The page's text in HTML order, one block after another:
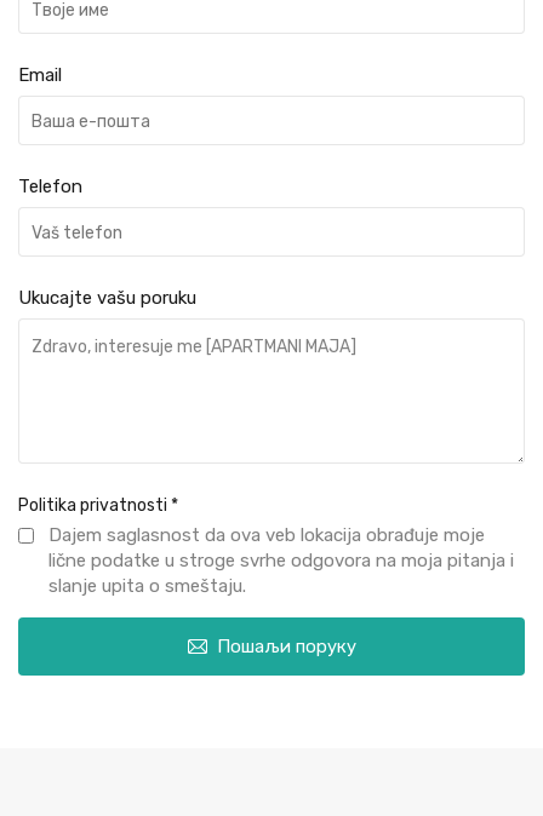
Email
Telefon
Ukucajte vašu poruku
Politika privatnosti *
Dajem saglasnost da ova veb lokacija obrađuje moje
lične podatke u stroge svrhe odgovora na moja pitanja i
slanje upita o smeštaju.
Пошаљи поруку